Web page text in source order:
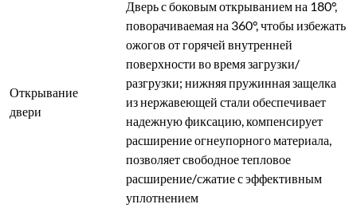
легкие панели из алюминиевого оксида
с пузырьками; высокая рабочая
температура, низкое тепловое
накопление, отличная термостойкость и
теплоизоляция (экономия энергии >80%
по сравнению с традиционными
печами)
Трехслойный: алюмосиликатная ДВП +
алюминиевая ДВП +
поликристаллическая алюминиевая